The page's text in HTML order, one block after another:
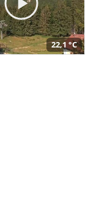
22,1 °C